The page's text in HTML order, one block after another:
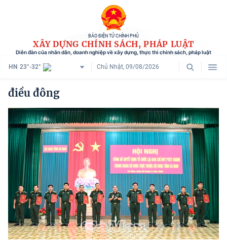
BÁO ĐIỆN TỬ CHÍNH PHỦ
XÂY DỰNG CHÍNH SÁCH, PHÁP LUẬT
Diễn đàn của nhân dân, doanh nghiệp về xây dựng, thực thi chính sách, pháp luật
HN 23°-32° Chủ Nhật, 09/08/2026
Danh mục
Trang chủ
Chính sách mới
Tham vấn chính sách
Người dân góp ý
Doanh nghiệp hiến kế
Chính sách và cuộc sống
Hướng dẫn thực hiện chính sách
điều đông